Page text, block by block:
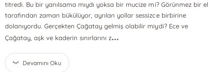
titredi. Bu bir yanılsama mıydı yoksa bir mucize mi? Görünmez bir el
tarafından zaman bükülüyor, ayrılan yollar sessizce birbirine
dolanıyordu. Gerçekten Çağatay gelmiş olabilir miydi? Ece ve
Çağatay, aşk ve kaderin sınırlarını z...
Devamını Oku